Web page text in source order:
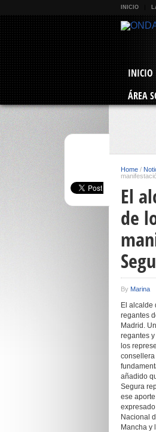
INICIO
INICIO
ÁREA
Home /
El
de
By Marina
El alcalde
regantes
Madrid.
regantes
los
consellera
añadido
Segura
ese
Nacional
Mancha y